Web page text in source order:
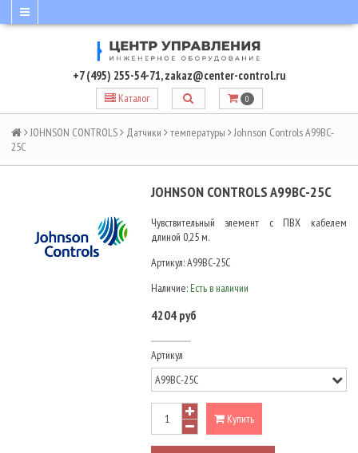
+7 (495) 255-54-71,zakaz@center-control.ru
Каталог 0
JOHNSON CONTROLS Датчики температуры
Johnson Controls A99BC-
25C
JOHNSON CONTROLS A99BC-25C
Чувствительный элемент с ПВХ кабелем
длиной 0,25 м.
Артикул:A99BC-25C
Наличие: Есть в наличии
4204 руб
Артикул
Купить